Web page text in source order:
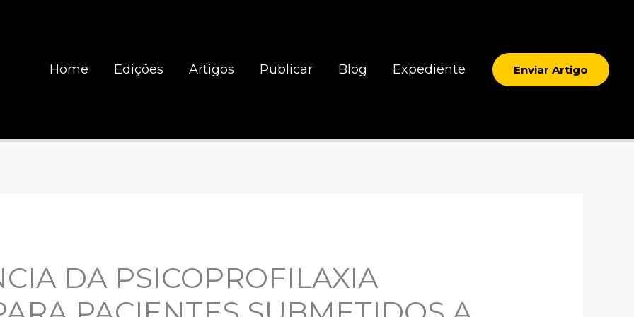
Home Edições Artigos Publicar Blog Expediente Enviar Artigo
DA PSICOPROFILAXIA